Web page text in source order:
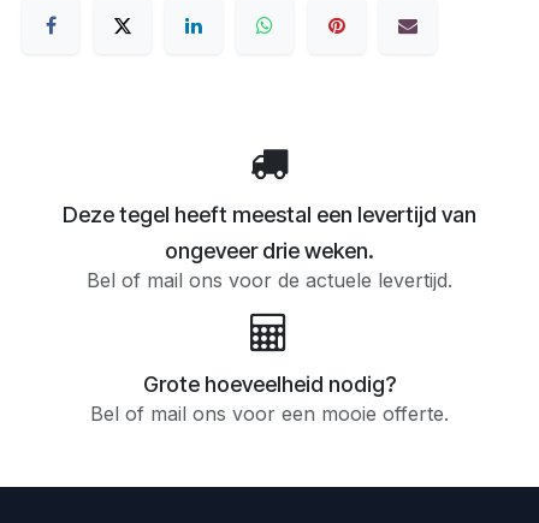
Deze tegel heeft meestal een levertijd van
ongeveer drie weken.
Bel of mail ons voor de actuele levertijd.
Grote hoeveelheid nodig?
Bel of mail ons voor een mooie offerte.